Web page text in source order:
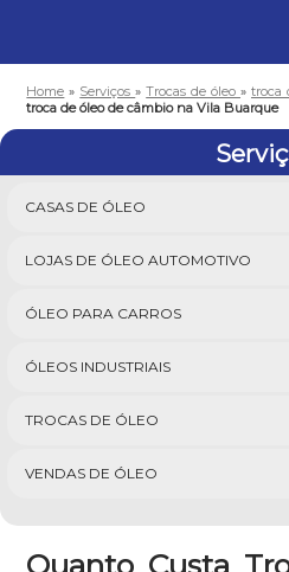
Home » Serviços»Trocas de óleo» troca
troca de óleo de câmbio na Vila Buarque
CASAS DE ÓLEO
LOJAS DE ÓLEO AUTOMOTIVO
ÓLEO PARA CARROS
ÓLEOS INDUSTRIAIS
TROCAS DE ÓLEO
VENDAS DE ÓLEO
Quanto Custa